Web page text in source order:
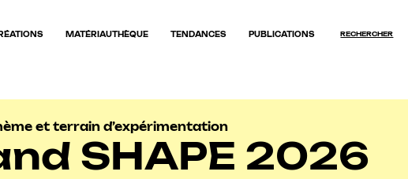
MATÉRIAUTHÈQUE TENDANCES PUBLICATIONS RECHERCHER
et terrain d’expérimentation
SHAPE 2026